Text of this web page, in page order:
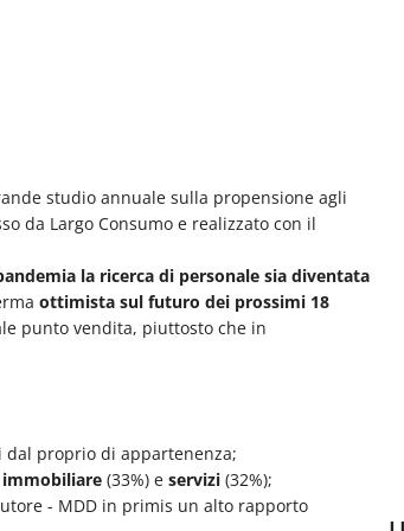
studio annuale sulla propensione agli
da Largo Consumo e realizzato con il
la ricerca di personale sia diventata
ottimista sul futuro dei prossimi 18
punto vendita, piuttosto che in
proprio di appartenenza;
immobiliare (33%) e servizi (32%);
- MDD in primis un alto rapporto